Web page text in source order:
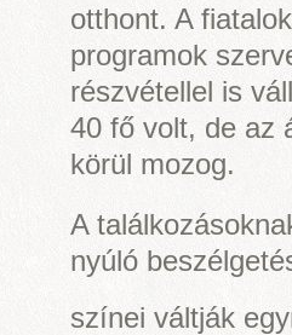
otthont. A
programok
részvétellel is
40 fő volt, de az
körül mozog.
A
nyúló
színei váltják